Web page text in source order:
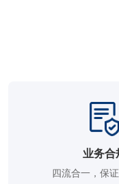
业务合
四流合一，保